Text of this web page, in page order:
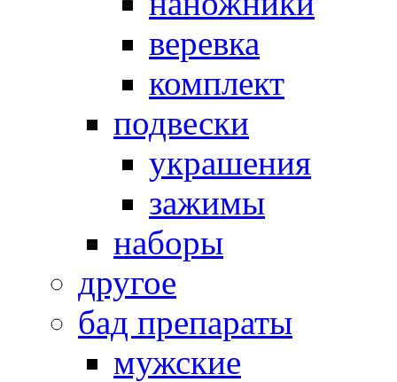
веревка
комплект
подвески
украшения
зажимы
наборы
другое
бад препараты
мужские